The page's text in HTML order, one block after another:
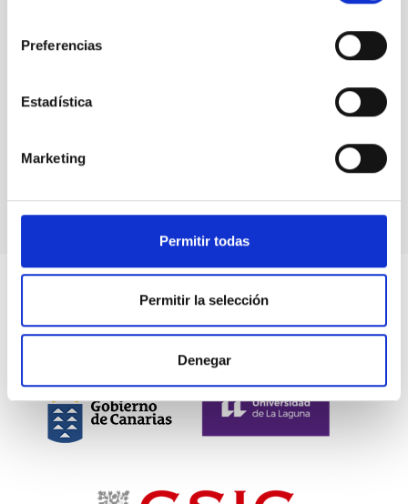
Preferencias
Estadística
Marketing
Permitir todas
Permitir la selección
Denegar
Telescopio